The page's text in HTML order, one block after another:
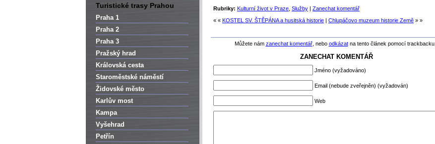
Turistické trasy Prahou
Praha 1
Praha 2
Praha 3
Pražský hrad
Královská cesta
Staroměstské náměstí
Židovské město
Karlův most
Kampa
Vyšehrad
Petřín
Rubriky: Kulturní život v Praze Služby | Zanechat komentář
« « KOSTEL SV. ŠTĚPÁNA a husitská historie | Chlupáčovo muzeum historie Země » »
Můžete nám zanechat komentář, nebo odkázatna tento článek pomocí trackbacku.
ZANECHAT KOMENTÁŘ
Jméno (vyžadováno)
Email (nebude zveřejněn) (vyžadován)
Web